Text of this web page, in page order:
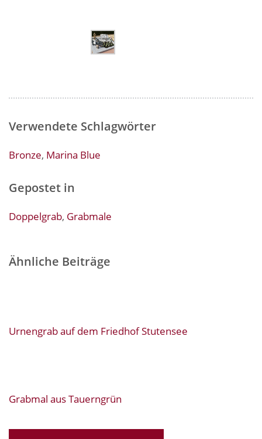
Verwendete Schlagwörter
Bronze, Marina Blue
Gepostet in
Doppelgrab, Grabmale
Ähnliche Beiträge
Urnengrab auf dem Friedhof Stutensee
Grabmal aus Tauerngrün